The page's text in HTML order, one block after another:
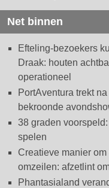
Net binnen
Efteling-bezoekers
Draak: houten
operationeel
PortAventura trekt
bekroonde
38 graden
spelen
Creatieve manier
omzeilen: afzetlint
Phantasialand